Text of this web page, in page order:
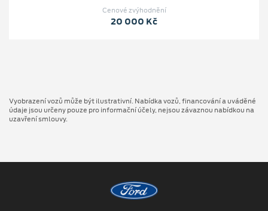
Cenové zvýhodnění
20 000 Kč
Vyobrazení vozů může být ilustrativní. Nabídka vozů, financování a uváděné
údaje jsou určeny pouze pro informační účely, nejsou závaznou nabídkou na
uzavření smlouvy.